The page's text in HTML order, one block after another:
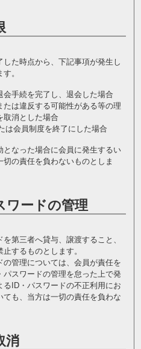
た時点から、下記事項が発生し
。
手続を完了し、退会した場合
は違反する可能性がある等の理
取消とした場合
は会員制度を終了にした場合
なった場合に会員に発生するい
の責任を負わないものとしま
ワードの管理
第三者へ貸与、譲渡すること、
するものとします。
管理については、会員が責任を
スワードの管理を怠った上で発
ID・パスワードの不正利用にお
も、当方は一切の責任を負わな
消